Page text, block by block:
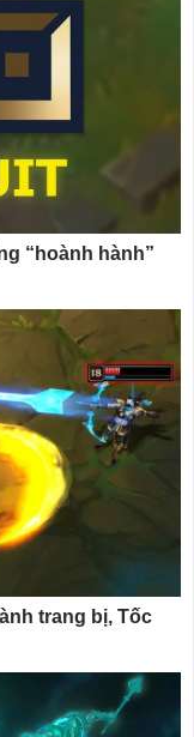
“hoành hành”
trang bị, Tốc